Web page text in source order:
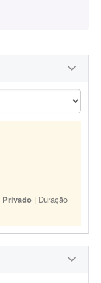
Privado | Duração